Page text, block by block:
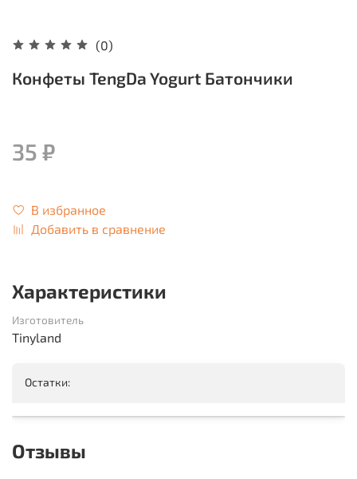
(0)
Конфеты TengDa Yogurt Батончики
35 ₽
В избранное
Добавить в сравнение
Характеристики
Изготовитель
Tinyland
Остатки:
Отзывы